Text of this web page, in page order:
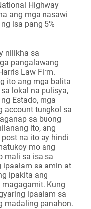
Highway
ang mga nasawi
isa pang 5%
nilikha sa
pangalawang
Law Firm.
ito ang mga balita
lokal na pulisya,
Estado, mga
account tungkol sa
sa buong
ito, ang
na ito ay hindi
mo ang
mali sa isa sa
ipaalam sa amin at
ipakita ang
Kung
ipaalam sa
madaling panahon.